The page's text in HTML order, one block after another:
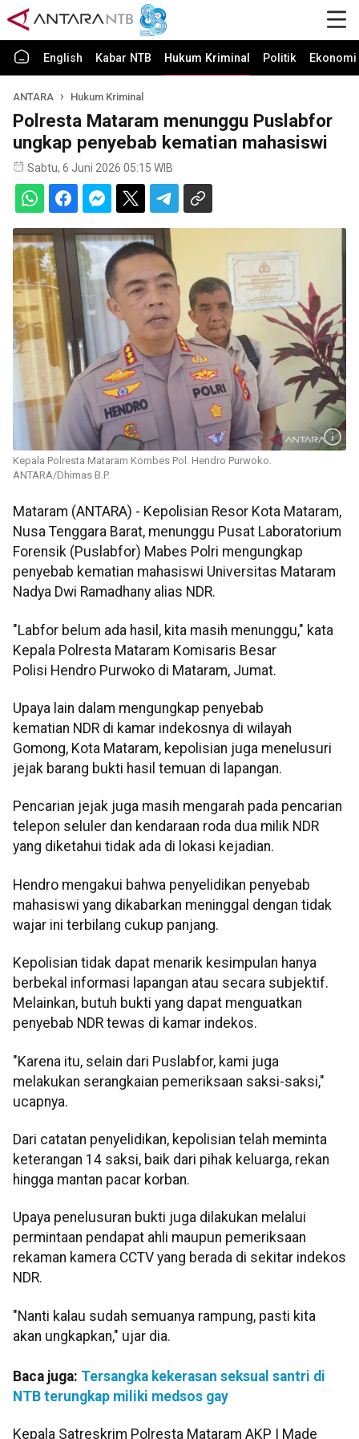
English Kabar NTB Hukum Kriminal Politik
ANTARA Hukum Kriminal
Polresta Mataram menunggu Puslabfor
ungkap penyebab kematian mahasiswi
Sabtu, 6 Juni 2026 05:15 WIB
Kepala Polresta Mataram Kombes Pol. Hendro Purwoko.
ANTARA/Dhimas B.P.
Mataram (ANTARA) - Kepolisian Resor Kota Mataram,
Nusa Tenggara Barat, menunggu Pusat Laboratorium
Forensik (Puslabfor) Mabes Polri mengungkap
penyebab kematian mahasiswi Universitas Mataram
Nadya Dwi Ramadhany alias NDR.
"Labfor belum ada hasil, kita masih menunggu," kata
Kepala Polresta Mataram Komisaris Besar
Polisi Hendro Purwoko di Mataram, Jumat.
Upaya lain dalam mengungkap penyebab
kematian NDR di kamar indekosnya di wilayah
Gomong, Kota Mataram, kepolisian juga menelusuri
jejak barang bukti hasil temuan di lapangan.
Pencarian jejak juga masih mengarah pada pencarian
telepon seluler dan kendaraan roda dua milik NDR
yang diketahui tidak ada di lokasi kejadian.
Hendro mengakui bahwa penyelidikan penyebab
mahasiswi yang dikabarkan meninggal dengan tidak
wajar ini terbilang cukup panjang.
Kepolisian tidak dapat menarik kesimpulan hanya
berbekal informasi lapangan atau secara subjektif.
Melainkan, butuh bukti yang dapat menguatkan
penyebab NDR tewas di kamar indekos.
"Karena itu, selain dari Puslabfor, kami juga
melakukan serangkaian pemeriksaan saksi-saksi,"
ucapnya.
Dari catatan penyelidikan, kepolisian telah meminta
keterangan 14 saksi, baik dari pihak keluarga, rekan
hingga mantan pacar korban.
Upaya penelusuran bukti juga dilakukan melalui
permintaan pendapat ahli maupun pemeriksaan
rekaman kamera CCTV yang berada di sekitar indekos
NDR.
"Nanti kalau sudah semuanya rampung, pasti kita
akan ungkapkan," ujar dia.
Baca juga: Tersangka kekerasan seksual santri di
NTB terungkap miliki medsos gay
Kepala Satreskrim Polresta Mataram AKP I Made